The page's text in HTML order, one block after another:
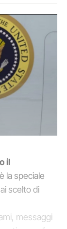
il
la speciale
scelto di
messaggi